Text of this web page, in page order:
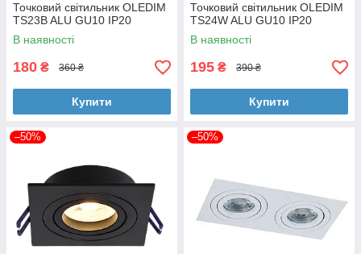
Точковий світильник OLEDIM
TS23B ALU GU10 IP20
В наявності
180 ₴ 360 ₴
Купити
Точковий світильник OLEDIM
TS24W ALU GU10 IP20
В наявності
195 ₴ 390 ₴
Купити
–50% –50%